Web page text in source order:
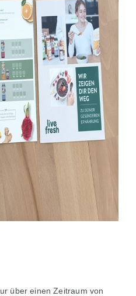
über einen Zeitraum von